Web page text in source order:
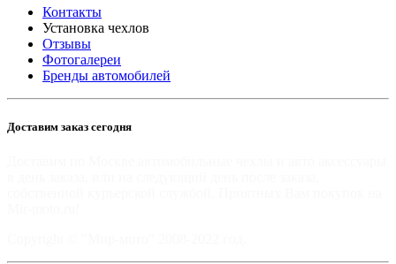
Контакты
Установка чехлов
Отзывы
Фотогалереи
Бренды автомобилей
Доставим заказ сегодня